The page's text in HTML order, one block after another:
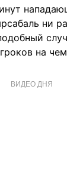
ни
на
ВИДЕО ДНЯ